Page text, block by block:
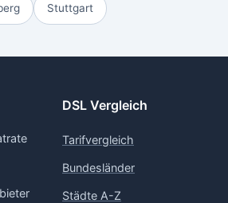
Stuttgart
DSL Vergleich
Tarifvergleich
Bundesländer
Städte A-Z